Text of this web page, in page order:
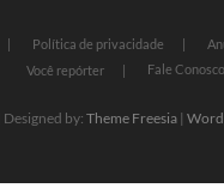
Política de privacidade
Você repórter
Fale Conosco
by: Theme Freesia|